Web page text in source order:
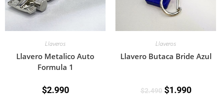
Llaveros
Llavero Metalico Auto
Formula 1
$2.990
Llaveros
Llavero Butaca Bride Azul
$2.490 $1.990